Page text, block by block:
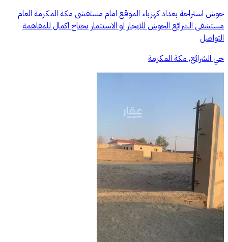
حوش استراحة بعداد كهرباء الموقع امام مستفشى مكة المكرمة العام
مستشفى الشرائع الحوش للايجار او الاستثمار يحتاج اكمال للمفاهمة
التواصل
حي الشرائع, مكة المكرمة